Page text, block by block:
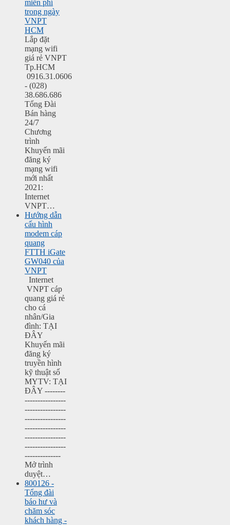
miễn phí
trong ngày
VNPT
HCM
Lắp đặt
mạng wifi
giá rẻ VNPT
Tp.HCM
0916.31.0606
- (028)
38.686.686
Tổng Đài
Bán hàng
24/7
Chương
trình
Khuyến mãi
đăng ký
mạng wifi
mới nhất
2021:
Internet
VNPT…
Hướng dẫn
cấu hình
modem cáp
quang
FTTH iGate
GW040 của
VNPT
Internet
VNPT cáp
quang giá rẻ
cho cá
nhân/Gia
đình: TẠI
ĐÂY
Khuyến mãi
đăng ký
truyền hình
kỹ thuật số
MYTV: TẠI
ĐÂY --------
----------------
----------------
----------------
----------------
----------------
----------------
--------------
Mở trình
duyệt…
800126 -
Tổng đài
báo hư và
chăm sóc
khách hàng -